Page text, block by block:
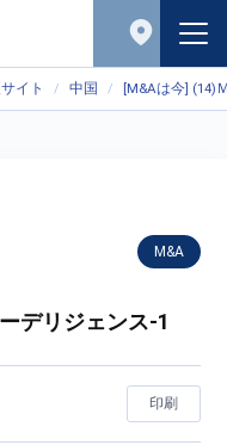
イト 中国 [M&Aは今] (14)
M&A
デリジェンス-1
印刷